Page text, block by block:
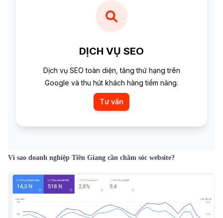
DỊCH VỤ SEO
Dịch vụ SEO toàn diện, tăng thứ hạng trên
Google và thu hút khách hàng tiềm năng.
Tư vấn
Vì sao doanh nghiệp Tiền Giang cần chăm sóc website?